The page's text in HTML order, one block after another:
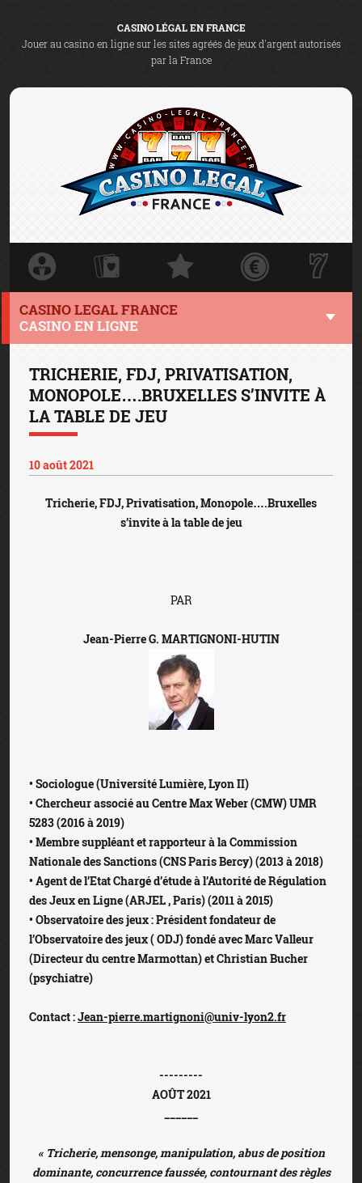
CASINO LÉGAL EN FRANCE
Jouer au casino en ligne sur les sites agréés de jeux d'argent autorisés
par la France
CASINO LEGAL FRANCE
CASINO EN LIGNE
TRICHERIE, FDJ, PRIVATISATION,
MONOPOLE….BRUXELLES S’INVITE À
LA TABLE DE JEU
10 août 2021
Tricherie, FDJ, Privatisation, Monopole….Bruxelles
s’invite à la table de jeu
PAR
Jean-Pierre G. MARTIGNONI-HUTIN
• Sociologue (Université Lumière, Lyon II)
• Chercheur associé au Centre Max Weber (CMW) UMR
5283 (2016 à 2019)
• Membre suppléant et rapporteur à la Commission
Nationale des Sanctions (CNS Paris Bercy) (2013 à 2018)
• Agent de l’Etat Chargé d’étude à l’Autorité de Régulation
des Jeux en Ligne (ARJEL , Paris) (2011 à 2015)
• Observatoire des jeux : Président fondateur de
l’Observatoire des jeux ( ODJ) fondé avec Marc Valleur
(Directeur du centre Marmottan) et Christian Bucher
(psychiatre)
Contact :Jean-pierre.martignoni@univ-lyon2.fr
---------
AOÛT 2021
______
« Tricherie, mensonge, manipulation, abus de position
dominante, concurrence faussée,contournant des règles